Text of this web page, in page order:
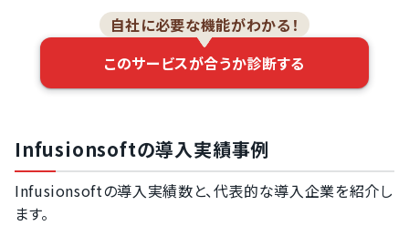
自社に必要な機能がわかる！
このサービスが合うか診断する
Infusionsoftの導入実績事例
Infusionsoftの導入実績数と、代表的な導入企業を紹介し
ます。